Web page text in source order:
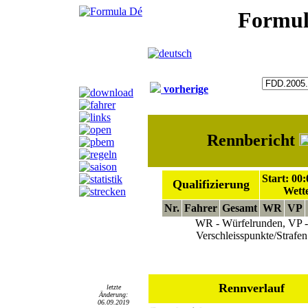
vorherige
Rennbericht
Qualifizierung
Start:
Nr. Fahrer Gesamt WR VP
WR - Würfelrunden, VP -
Verschleisspunkte/Strafen
Rennverlauf
letzte
Änderung:
06.09.2019